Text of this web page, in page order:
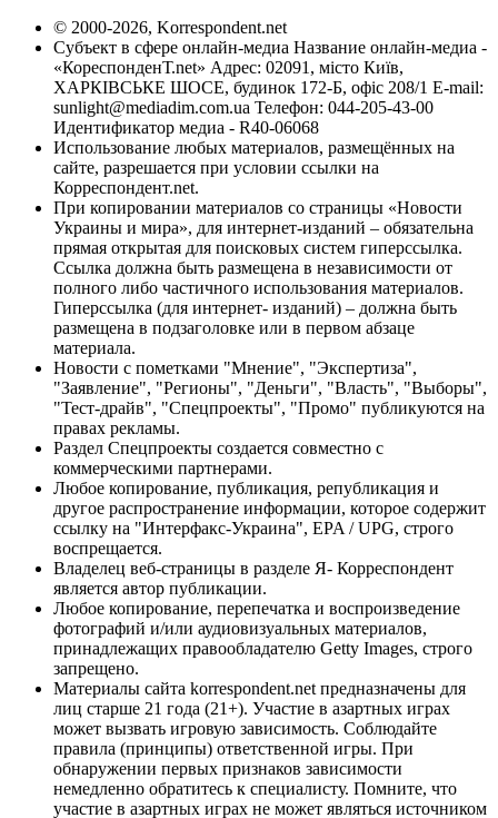
© 2000-2026, Korrespondent.net
Субъект в сфере онлайн-медиа Название онлайн-медиа -
«КореспонденТ.net» Адрес: 02091, місто Київ,
ХАРКІВСЬКЕ ШОСЕ, будинок 172-Б, офіс 208/1 E-mail:
sunlight@mediadim.com.ua Телефон: 044-205-43-00
Идентификатор медиа - R40-06068
Использование любых материалов, размещённых на
сайте, разрешается при условии ссылки на
Корреспондент.net.
При копировании материалов со страницы «Новости
Украины и мира», для интернет-изданий – обязательна
прямая открытая для поисковых систем гиперссылка.
Ссылка должна быть размещена в независимости от
полного либо частичного использования материалов.
Гиперссылка (для интернет- изданий) – должна быть
размещена в подзаголовке или в первом абзаце
материала.
Новости с пометками "Мнение", "Экспертиза",
"Заявление", "Регионы", "Деньги", "Власть", "Выборы",
"Тест-драйв", "Спецпроекты", "Промо" публикуются на
правах рекламы.
Раздел Спецпроекты создается совместно с
коммерческими партнерами.
Любое копирование, публикация, републикация и
другое распространение информации, которое содержит
ссылку на "Интерфакс-Украина", EPA / UPG, строго
воспрещается.
Владелец веб-страницы в разделе Я- Корреспондент
является автор публикации.
Любое копирование, перепечатка и воспроизведение
фотографий и/или аудиовизуальных материалов,
принадлежащих правообладателю Getty Images, строго
запрещено.
Материалы сайта korrespondent.net предназначены для
лиц старше 21 года (21+). Участие в азартных играх
может вызвать игровую зависимость. Соблюдайте
правила (принципы) ответственной игры. При
обнаружении первых признаков зависимости
немедленно обратитесь к специалисту. Помните, что
участие в азартных играх не может являться источником